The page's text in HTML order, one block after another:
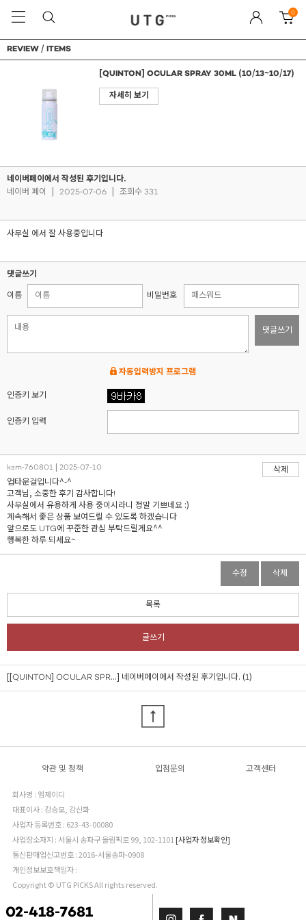
0
REVIEW / ITEMS
[QUINTON] OCULAR SPRAY 30ML (10/13~10/17)
자세히 보기
네이버페이에서 작성된 후기입니다.
네이버 페이
2025-07-06 조회수 331
사무실 에서 잘 사용중입니다
댓글쓰기
이름 비밀번호
댓글쓰기
자동입력방지 프로그램
인증키 보기
인증키 입력
ksm-760801 | 2025-07-10
삭제
업타운걸입니다^-^
고객님, 소중한 후기 감사합니다!
사무실에서 유용하게 사용 중이시라니 정말 기쁘네요 :)
계속해서 좋은 상품 보여드릴 수 있도록 하겠습니다
앞으로도 UTG에 꾸준한 관심 부탁드릴게요^^
행복한 하루 되세요~
수정 삭제
목록
글쓰기
[[QUINTON] OCULAR SPR...] 네이버페이에서 작성된 후기입니다. (1)
약관 및 정책 입점문의 고객센터
회사명 : 엠제이디
대표이사 : 강승모, 강신화
사업자 등록번호 : 623-43-00080
사업장소재지 : 서울시 송파구 올림픽로 99, 102-1101[사업자 정보확인]
통신판매업신고번호 : 2016-서울송파-0908
개인정보보호책임자 :
Copyright © UTG PICKS All rights reserved.
02-418-7681